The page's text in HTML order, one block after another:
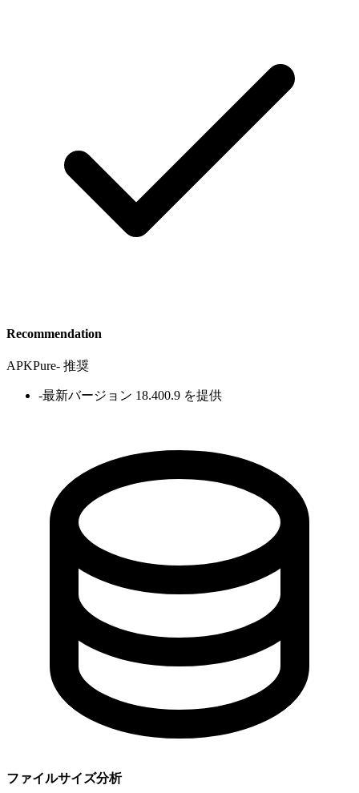
Recommendation
APKPure- 推奨
-最新バージョン 18.400.9 を提供
ファイルサイズ分析